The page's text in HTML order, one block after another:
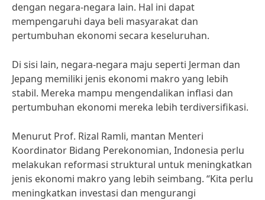
dengan negara-negara lain. Hal ini dapat
mempengaruhi daya beli masyarakat dan
pertumbuhan ekonomi secara keseluruhan.
Di sisi lain, negara-negara maju seperti Jerman dan
Jepang memiliki jenis ekonomi makro yang lebih
stabil. Mereka mampu mengendalikan inflasi dan
pertumbuhan ekonomi mereka lebih terdiversifikasi.
Menurut Prof. Rizal Ramli, mantan Menteri
Koordinator Bidang Perekonomian, Indonesia perlu
melakukan reformasi struktural untuk meningkatkan
jenis ekonomi makro yang lebih seimbang. “Kita perlu
meningkatkan investasi dan mengurangi